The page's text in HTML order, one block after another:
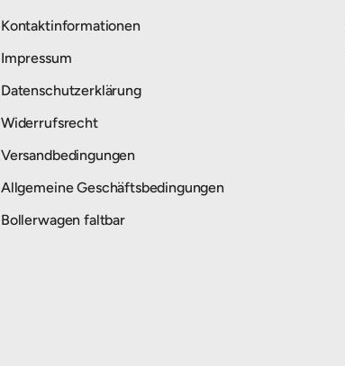
Kontaktinformationen
Impressum
Datenschutzerklärung
Widerrufsrecht
Versandbedingungen
Allgemeine Geschäftsbedingungen
Bollerwagen faltbar